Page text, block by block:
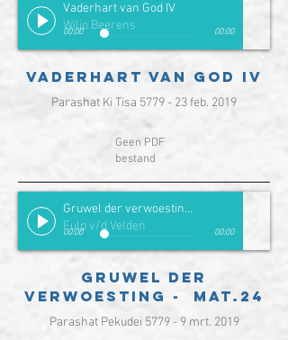
Vaderhart van God IV
Wiljo Beerens
00:00 00:00
Vaderhart van God IV
Parashat Ki Tisa 5779 - 23 feb. 2019
Geen PDF
bestand
Gruwel der verwoesting - Mat. 24
Fulp v/d Velden
00:00 00:00
Gruwel der
verwoesting - Mat.24
Parashat Pekudei 5779 - 9 mrt. 2019